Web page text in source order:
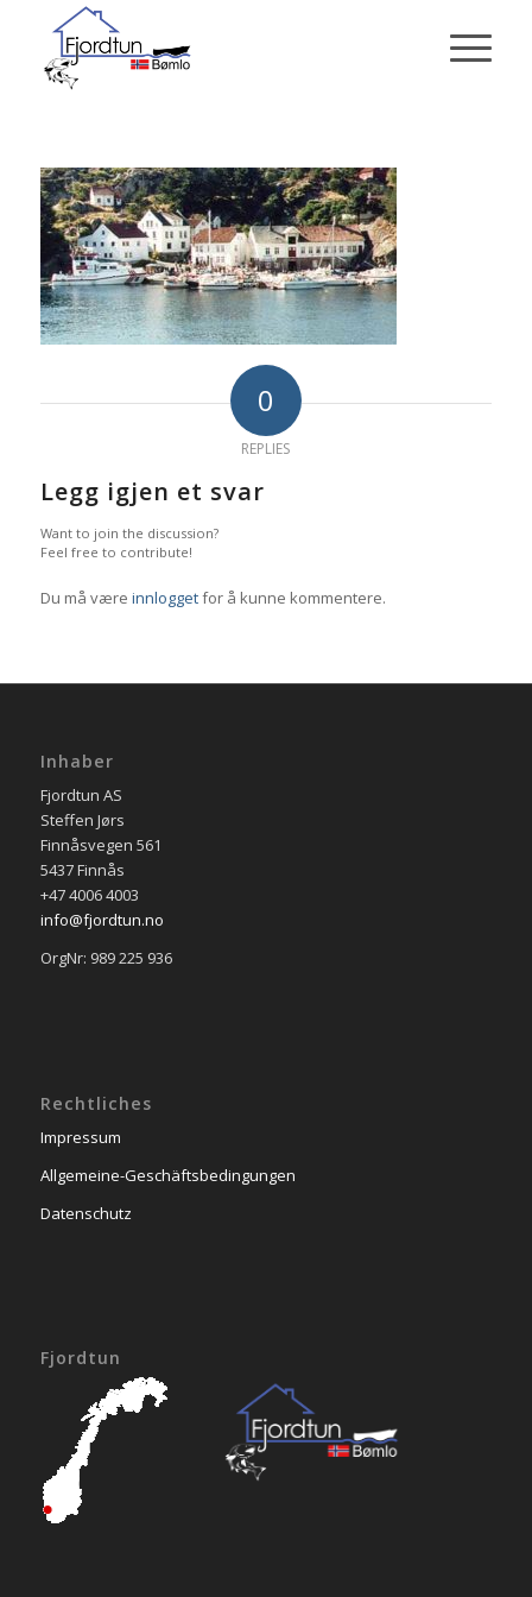
0
REPLIES
Legg igjen et svar
Want to join the discussion?
Feel free to contribute!
Du må være innloggetfor å kunne kommentere.
Inhaber
Fjordtun AS
Steffen Jørs
Finnåsvegen 561
5437 Finnås
+47 4006 4003
info@fjordtun.no
OrgNr: 989 225 936
Rechtliches
Impressum
Allgemeine-Geschäftsbedingungen
Datenschutz
Fjordtun